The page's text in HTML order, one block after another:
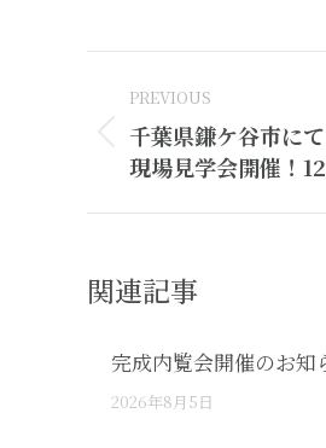
navigation
PREVIOUS
Previous
post:
千葉県鎌ケ谷市に
現場見学会開催！
関連記事
完成内覧会開催のお知
2026年8月5日